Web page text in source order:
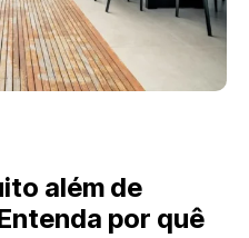
além de
por quê